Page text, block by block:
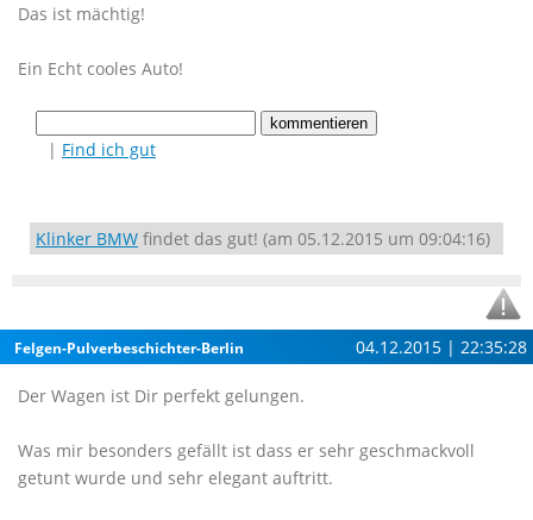
Das ist mächtig!
Ein Echt cooles Auto!
| Find ich gut
Klinker BMW findet das gut! (am 05.12.2015 um 09:04:16)
Felgen-Pulverbeschichter-Berlin 04.12.2015 | 22:35:28
Der Wagen ist Dir perfekt gelungen.
Was mir besonders gefällt ist dass er sehr geschmackvoll
getunt wurde und sehr elegant auftritt.